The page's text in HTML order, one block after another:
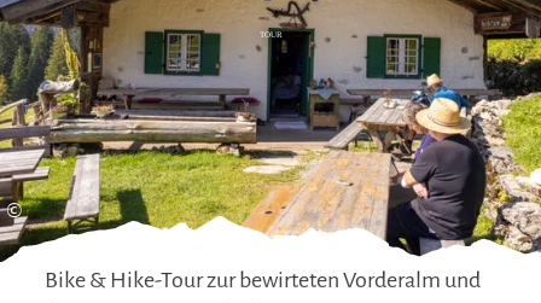
©
TOUR
Bike & Hike-Tour zur bewirteten Vorderalm und